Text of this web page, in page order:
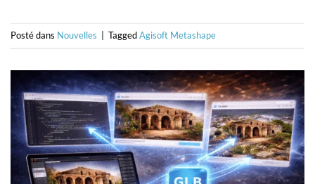
Posté dans Nouvelles TaggedAgisoft Metashape